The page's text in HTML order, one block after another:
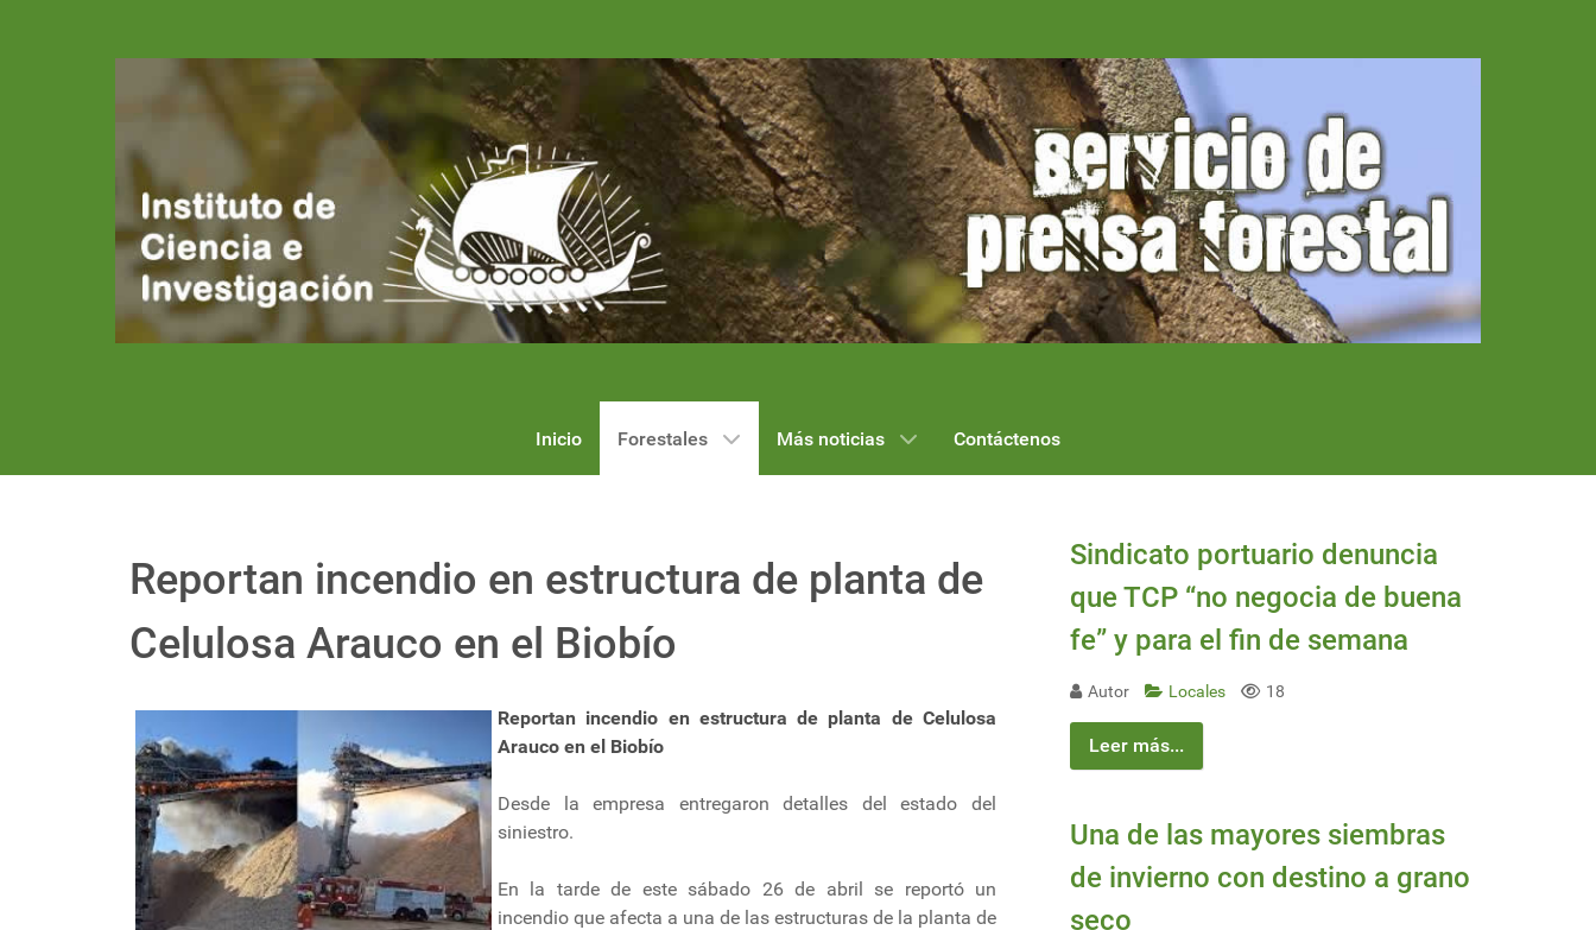
Inicio Forestales Más noticias Contáctenos
Reportan incendio en estructura de planta de
Celulosa Arauco en el Biobío
Reportan incendio en estructura de planta de Celulosa
Arauco en el Biobío
Desde la empresa entregaron detalles del estado del
siniestro.
En la tarde de este sábado 26 de abril se reportó un
incendio que afecta a una de las estructuras de la planta de
Sindicato portuario denuncia
que TCP “no negocia de buena
fe” y para el fin de semana
Autor Locales 18
Leer más...
Una de las mayores siembras
de invierno con destino a grano
seco